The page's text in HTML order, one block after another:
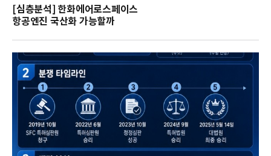
[심층분석] 한화에어로스페이스
항공엔진 국산화 가능할까